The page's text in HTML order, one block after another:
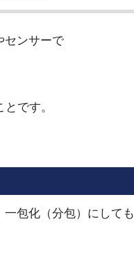
センサーで
です。
包化（分包）にしても